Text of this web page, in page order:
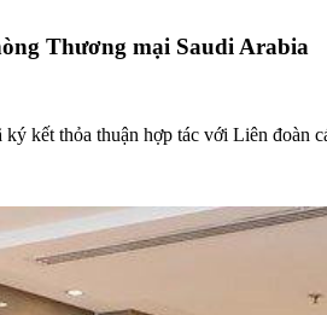
Thương mại Saudi Arabia
kết thỏa thuận hợp tác với Liên đoàn